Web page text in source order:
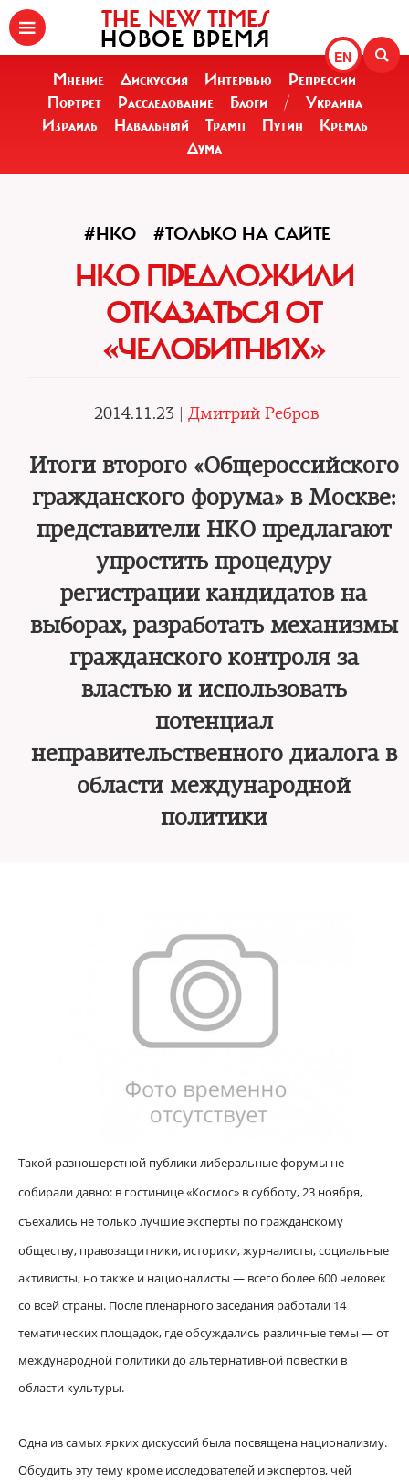
EN
THE NEW TIMES
НОВОЕ ВРЕМЯ
Мнение Дискуссия Интервью
Репрессии
Портрет
Расследование Блоги /
Украина
Израиль
Навальный Трамп Путин
Кремль
Дума
#НКО #ТОЛЬКО НА САЙТЕ
НКО ПРЕДЛОЖИЛИ
ОТКАЗАТЬСЯ ОТ
«ЧЕЛОБИТНЫХ»
2014.11.23 | Дмитрий Ребров
Итоги второго «Общероссийского
гражданского форума» в Москве:
представители НКО предлагают
упростить процедуру
регистрации кандидатов на
выборах, разработать механизмы
гражданского контроля за
властью и использовать
потенциал
неправительственного диалога в
области международной
политики
Такой разношерстной публики либеральные форумы не
собирали давно: в гостинице «Космос» в субботу, 23 ноября,
съехались не только лучшие эксперты по гражданскому
обществу, правозащитники, историки, журналисты, социальные
активисты, но также и националисты — всего более 600 человек
со всей страны. После пленарного заседания работали 14
тематических площадок, где обсуждались различные темы — от
международной политики до альтернативной повестки в
области культуры.
Одна из самых ярких дискуссий была посвящена национализму.
Обсудить эту тему кроме исследователей и экспертов, чей